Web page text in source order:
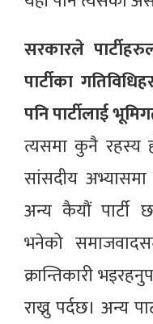
सरकारले
पार्टीका
पनि पार्टीलाई
त्यसमा कुनै रहस्य
सांसदीय अभ्यासमा
अन्य कैयौं पार्टी
भनेको
क्रान्तिकारी
राख्नु पर्दछ। अन्य